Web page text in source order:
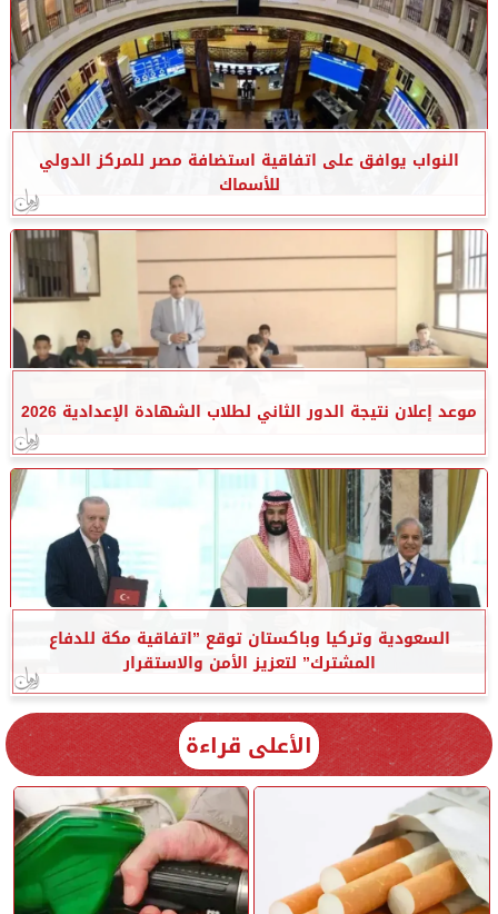
النواب يوافق على اتفاقية استضافة مصر للمركز الدولي
للأسماك
موعد إعلان نتيجة الدور الثاني لطلاب الشهادة الإعدادية 2026
السعودية وتركيا وباكستان توقع ”اتفاقية مكة للدفاع
المشترك” لتعزيز الأمن والاستقرار
الأعلى قراءة